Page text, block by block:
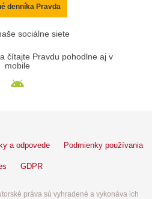
denníka Pravda
sociálne siete
čítajte Pravdu pohodlne aj v
mobile
a odpovede Podmienky používania
GDPR
práva sú vyhradené a vykonáva ich